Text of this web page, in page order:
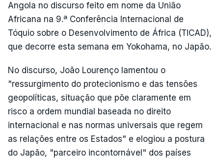
Angola no discurso feito em nome da União
Africana na 9.ª Conferência Internacional de
Tóquio sobre o Desenvolvimento de África (TICAD),
que decorre esta semana em Yokohama, no Japão.
No discurso, João Lourenço lamentou o
"ressurgimento do protecionismo e das tensões
geopolíticas, situação que põe claramente em
risco a ordem mundial baseada no direito
internacional e nas normas universais que regem
as relações entre os Estados" e elogiou a postura
do Japão, "parceiro incontornável" dos países